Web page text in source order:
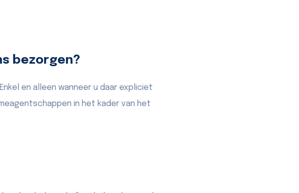
bezorgen?
en alleen wanneer u daar expliciet
in het kader van het